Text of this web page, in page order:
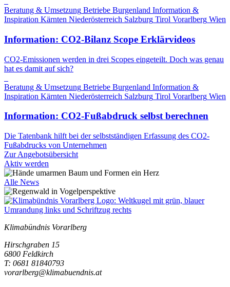
Beratung & Umsetzung Betriebe Burgenland Information &
Inspiration Kärnten Niederösterreich Salzburg Tirol Vorarlberg Wien
Information: CO2-Bilanz Scope Erklärvideos
CO2-Emissionen werden in drei Scopes eingeteilt. Doch was genau
hat es damit auf sich?
Beratung & Umsetzung Betriebe Burgenland Information &
Inspiration Kärnten Niederösterreich Salzburg Tirol Vorarlberg Wien
Information: CO2-Fußabdruck selbst berechnen
Die Tatenbank hilft bei der selbstständigen Erfassung des CO2-
Fußabdrucks von Unternehmen
Zur Angebotsübersicht
Aktiv werden
Alle News
Klimabündnis Vorarlberg
Hirschgraben 15
6800 Feldkirch
T: 0681 81840793
vorarlberg@klimabuendnis.at